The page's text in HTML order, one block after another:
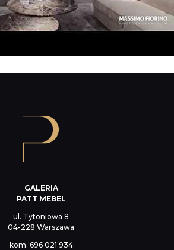
GALERIA
PATT MEBEL
ul. Tytoniowa 8
04-228 Warszawa
kom. 696 021 934